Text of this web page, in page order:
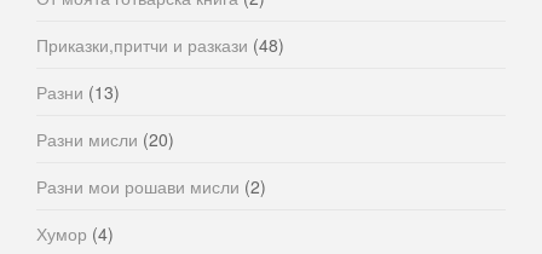
Приказки,притчи и разкази (48)
Разни (13)
Разни мисли (20)
Разни мои рошави мисли (2)
Хумор (4)